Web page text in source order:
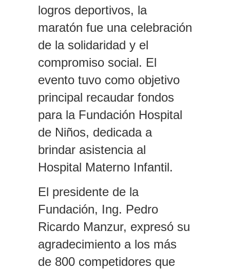
logros deportivos, la
maratón fue una celebración
de la solidaridad y el
compromiso social. El
evento tuvo como objetivo
principal recaudar fondos
para la Fundación Hospital
de Niños, dedicada a
brindar asistencia al
Hospital Materno Infantil.
El presidente de la
Fundación, Ing. Pedro
Ricardo Manzur, expresó su
agradecimiento a los más
de 800 competidores que